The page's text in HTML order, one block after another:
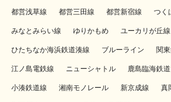
都営浅草線 都営三田線 都営新宿線 つく
みなとみらい線 ゆりかもめ ユーカリが丘線
ひたちなか海浜鉄道湊線 ブルーライン 関
江ノ島電鉄線 ニューシャトル 鹿島臨海鉄
小湊鉄道線 湘南モノレール 新京成線 真